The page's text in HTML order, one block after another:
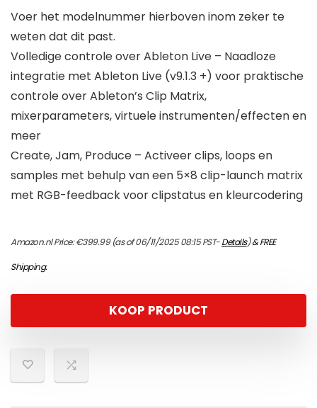
Voer het modelnummer hierboven inom zeker te
weten dat dit past.
Volledige controle over Ableton Live – Naadloze
integratie met Ableton Live (v9.1.3 +) voor praktische
controle over Ableton’s Clip Matrix,
mixerparameters, virtuele instrumenten/effecten en
meer
Create, Jam, Produce – Activeer clips, loops en
samples met behulp van een 5×8 clip-launch matrix
met RGB-feedback voor clipstatus en kleurcodering
Amazon.nl Price:€399.99(as of 06/11/2025 08:15 PST-Details)&FREE
Shipping.
KOOP PRODUCT